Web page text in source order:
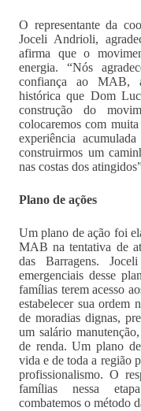
O representante da
Joceli Andrioli,
afirma que o
energia. “Nós
confiança ao MAB,
histórica que Dom
construção do
colocaremos com
experiência
construirmos um
nas costas dos
Plano de ações
Um plano de ação foi
MAB na tentativa de
das Barragens.
emergenciais desse
famílias terem acesso
estabelecer sua ordem
de moradias dignas,
um salário
de renda. Um plano
vida e de toda a região
profissionalismo. O
famílias nessa
combatemos o método